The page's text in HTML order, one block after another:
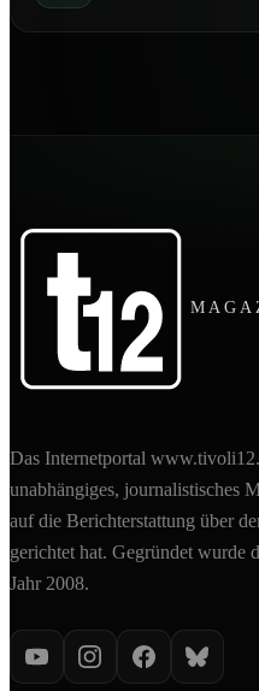
Das Internetportal
unabhängiges, journalistisches
auf die Berichterstattung über
gerichtet hat. Gegründet wurde
Jahr 2008.